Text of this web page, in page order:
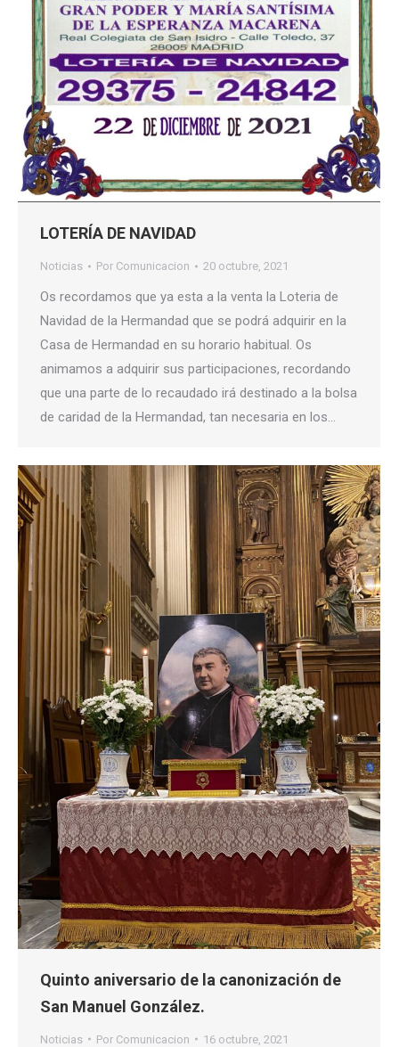
LOTERÍA DE NAVIDAD
Noticias Por Comunicacion 20 octubre, 2021
Os recordamos que ya esta a la venta la Loteria de
Navidad de la Hermandad que se podrá adquirir en la
Casa de Hermandad en su horario habitual. Os
animamos a adquirir sus participaciones, recordando
que una parte de lo recaudado irá destinado a la bolsa
de caridad de la Hermandad, tan necesaria en los…
Quinto aniversario de la canonización de
San Manuel González.
Noticias Por Comunicacion 16 octubre, 2021